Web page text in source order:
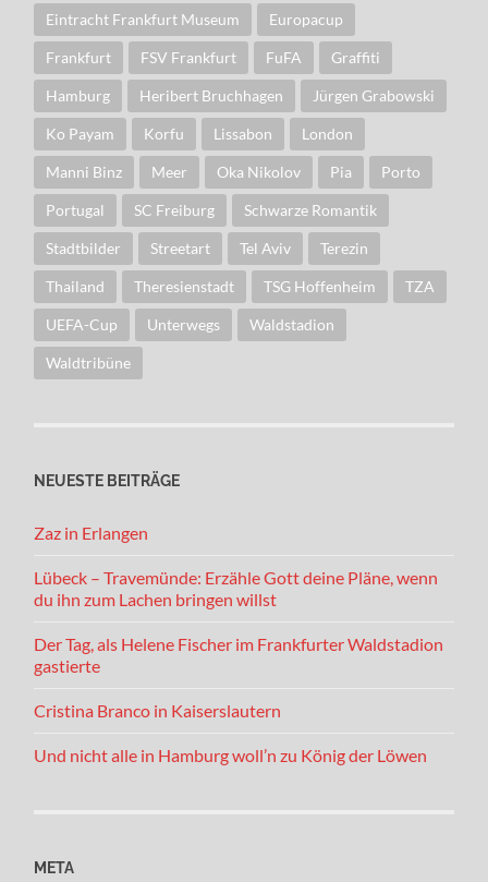
Eintracht Frankfurt Museum Europacup
Frankfurt FSV Frankfurt FuFA Graffiti
Hamburg Heribert Bruchhagen Jürgen Grabowski
Ko Payam Korfu Lissabon London
Manni Binz Meer Oka Nikolov Pia Porto
Portugal SC Freiburg Schwarze Romantik
Stadtbilder Streetart Tel Aviv Terezin
Thailand Theresienstadt TSG Hoffenheim TZA
UEFA-Cup Unterwegs Waldstadion
Waldtribüne
NEUESTE BEITRÄGE
Zaz in Erlangen
Lübeck – Travemünde: Erzähle Gott deine Pläne, wenn
du ihn zum Lachen bringen willst
Der Tag, als Helene Fischer im Frankfurter Waldstadion
gastierte
Cristina Branco in Kaiserslautern
Und nicht alle in Hamburg woll’n zu König der Löwen
META